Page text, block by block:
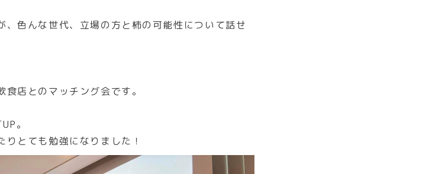
、色んな世代、立場の方と柿の可能性について話せ
店とのマッチング会です。
。
とても勉強になりました！